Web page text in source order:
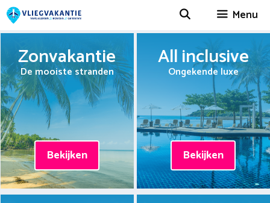
Spring
naar
Menu
Zonvakantie
De mooiste stranden
Bekijken
All inclusive
Ongekende luxe
Bekijken